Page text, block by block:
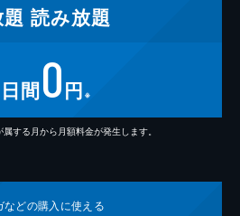
読み放題
日間0円 ※
する月から月額料金が発生します。
などの購入に使える